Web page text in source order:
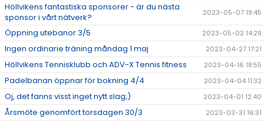
Höllvikens fantastiska sponsorer - är du nästa
sponsor i vårt nätverk?
2023-05-07 19:45
Öppning utebanor 3/5 2023-05-02 14:29
Ingen ordinarie träning måndag 1 maj 2023-04-27 17:21
Höllvikens Tennisklubb och ADV-X Tennis fitness 2023-04-16 18:55
Padelbanan öppnar för bokning 4/4 2023-04-04 11:32
Oj, det fanns visst inget nytt slag;) 2023-04-01 12:40
Årsmöte genomfört torsdagen 30/3 2023-03-31 16:31